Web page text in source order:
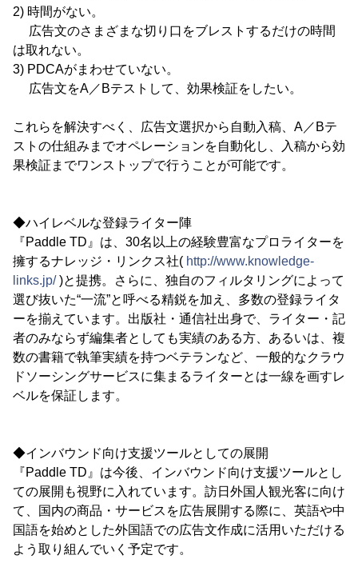
2) 時間がない。
広告文のさまざまな切り口をブレストするだけの時間
は取れない。
3) PDCAがまわせていない。
広告文をA／Bテストして、効果検証をしたい。
これらを解決すべく、広告文選択から自動入稿、A／Bテ
ストの仕組みまでオペレーションを自動化し、入稿から効
果検証までワンストップで行うことが可能です。
◆ハイレベルな登録ライター陣
『Paddle TD』は、30名以上の経験豊富なプロライターを
擁するナレッジ・リンクス社( http://www.knowledge-
links.jp/)と提携。さらに、独自のフィルタリングによって
選び抜いた“一流”と呼べる精鋭を加え、多数の登録ライタ
ーを揃えています。出版社・通信社出身で、ライター・記
者のみならず編集者としても実績のある方、あるいは、複
数の書籍で執筆実績を持つベテランなど、一般的なクラウ
ドソーシングサービスに集まるライターとは一線を画すレ
ベルを保証します。
◆インバウンド向け支援ツールとしての展開
『Paddle TD』は今後、インバウンド向け支援ツールとし
ての展開も視野に入れています。訪日外国人観光客に向け
て、国内の商品・サービスを広告展開する際に、英語や中
国語を始めとした外国語での広告文作成に活用いただける
よう取り組んでいく予定です。